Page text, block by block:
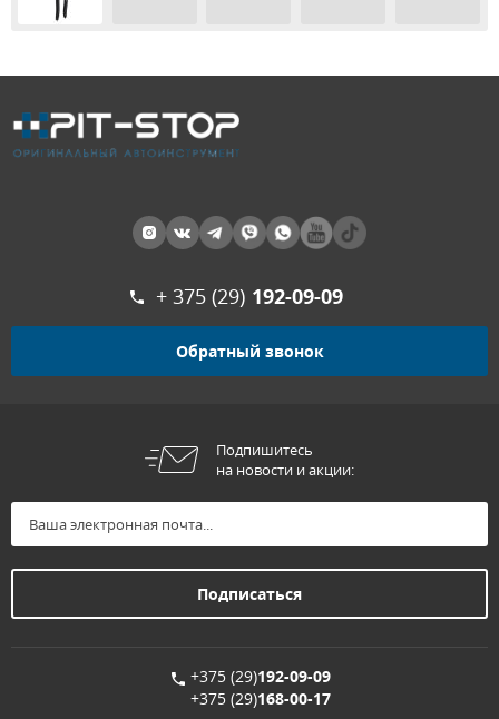
+ 375 (29) 192-09-09
Обратный звонок
Подпишитесь
на новости и акции:
+375 (29)192-09-09
+375 (29)168-00-17